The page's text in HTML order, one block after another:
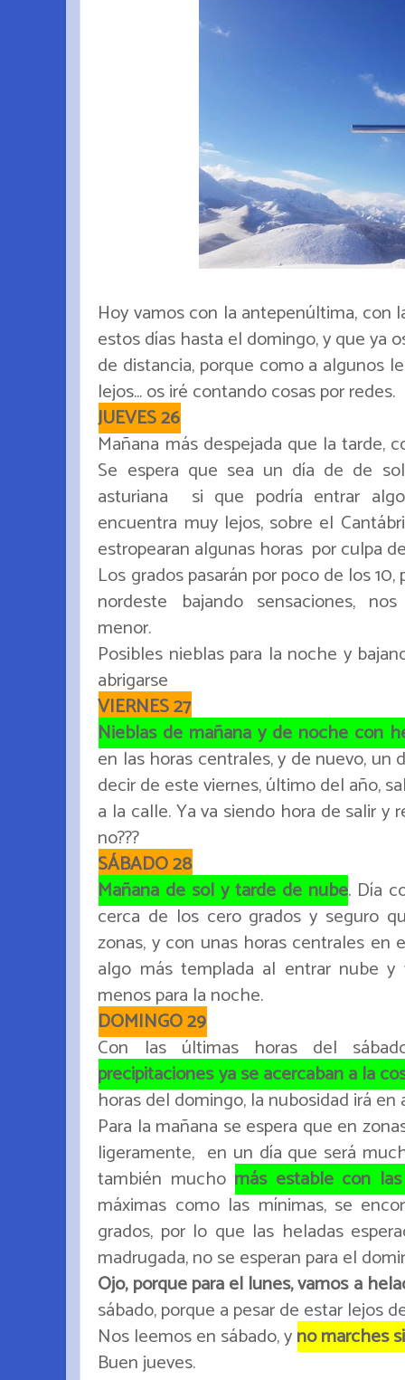
Hoy vamos con la antepenúltima, con
estos días hasta el domingo, y que ya
de distancia, porque como a algunos
lejos... os iré contando cosas por redes.
JUEVES 26
Mañana más despejada que la tarde,
Se espera que sea un día de de
asturiana si que podría entrar
encuentra muy lejos, sobre el
estropearan algunas horas por culpa
Los grados pasarán por poco de los
nordeste bajando sensaciones,
menor.
Posibles nieblas para la noche y
abrigarse
VIERNES 27
Nieblas de mañana y de noche con
en las horas centrales, y de nuevo, un
decir de este viernes, último del año,
a la calle. Ya va siendo hora de salir y
no???
SÁBADO 28
Mañana de sol y tarde de nube. Día
cerca de los cero grados y seguro
zonas, y con unas horas centrales en
algo más templada al entrar nube
menos para la noche.
DOMINGO 29
Con las últimas horas del
precipitaciones ya se acercaban a la
horas del domingo, la nubosidad irá
Para la mañana se espera que en
ligeramente, en un día que será
también mucho más estable con
máximas como las mínimas, se
grados, por lo que las heladas
madrugada, no se esperan para el
Ojo, porque para el lunes, vamos a
sábado, porque a pesar de estar lejos
Nos leemos en sábado, yno marches
Buen jueves.